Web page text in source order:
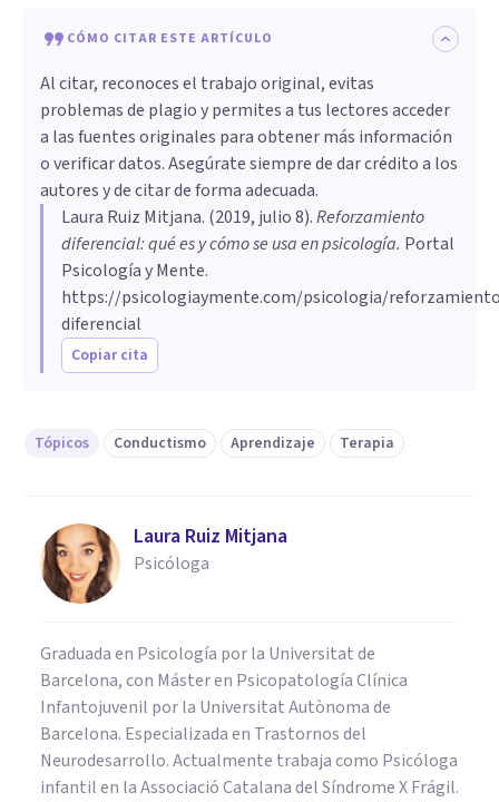
CÓMO CITAR ESTE ARTÍCULO
Al citar, reconoces el trabajo original, evitas
problemas de plagio y permites a tus lectores acceder
a las fuentes originales para obtener más información
o verificar datos. Asegúrate siempre de dar crédito a los
autores y de citar de forma adecuada.
Laura Ruiz Mitjana. (2019, julio 8).Reforzamiento
diferencial: qué es y cómo se usa en psicología. Portal
Psicología y Mente.
https://psicologiaymente.com/psicologia/
diferencial
Copiar cita
Tópicos Conductismo Aprendizaje Terapia
Laura Ruiz Mitjana
Psicóloga
Graduada en Psicología por la Universitat de
Barcelona, con Máster en Psicopatología Clínica
Infantojuvenil por la Universitat Autònoma de
Barcelona. Especializada en Trastornos del
Neurodesarrollo. Actualmente trabaja como Psicóloga
infantil en la Associació Catalana del Síndrome X Frágil.